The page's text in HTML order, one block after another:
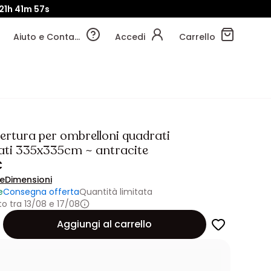
41m 55s
Aiuto e Contatti Accedi Carrello
per ombrelloni quadrati
335x335cm ~ antracite
Dimensioni
Consegna offertaQuantità limitata
tra 13/08 e 17/08
Aggiungi al carrello